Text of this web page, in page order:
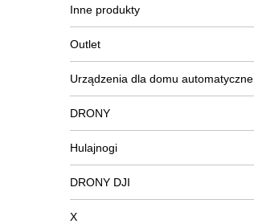
Inne produkty
Outlet
Urządzenia dla domu automatyczne
DRONY
Hulajnogi
DRONY DJI
X